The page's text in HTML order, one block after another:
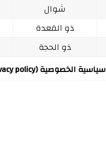
شوال
ذو القعدة
ذو الحجة
سياسية الخصوصية (Privacy policy)